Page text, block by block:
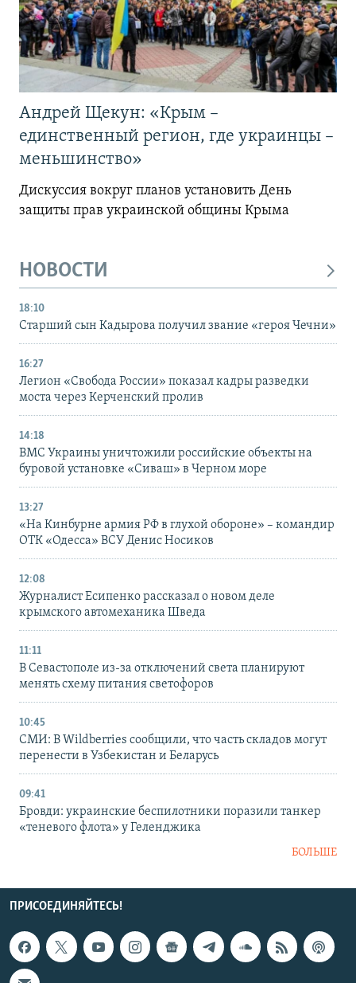
Андрей Щекун: «Крым –
единственный регион, где украинцы –
меньшинство»
Дискуссия вокруг планов установить День
защиты прав украинской общины Крыма
НОВОСТИ
18:10
Старший сын Кадырова получил звание «героя Чечни»
16:27
Легион «Свобода России» показал кадры разведки
моста через Керченский пролив
14:18
ВМС Украины уничтожили российские объекты на
буровой установке «Сиваш» в Черном море
13:27
«На Кинбурне армия РФ в глухой обороне» – командир
ОТК «Одесса» ВСУ Денис Носиков
12:08
Журналист Есипенко рассказал о новом деле
крымского автомеханика Шведа
11:11
В Севастополе из-за отключений света планируют
менять схему питания светофоров
10:45
СМИ: В Wildberries сообщили, что часть складов могут
перенести в Узбекистан и Беларусь
09:41
Бровди: украинские беспилотники поразили танкер
«теневого флота» у Геленджика
БОЛЬШЕ
ПРИСОЕДИНЯЙТЕСЬ!